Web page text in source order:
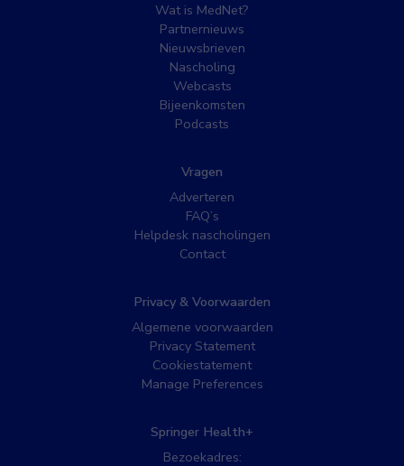
Wat is MedNet?
Partnernieuws
Nieuwsbrieven
Nascholing
Webcasts
Bijeenkomsten
Podcasts
Vragen
Adverteren
FAQ’s
Helpdesk nascholingen
Contact
Privacy & Voorwaarden
Algemene voorwaarden
Privacy Statement
Cookiestatement
Manage Preferences
Springer Health+
Bezoekadres: